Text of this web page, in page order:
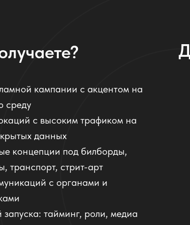
кампании с акцентом на
среду
с высоким трафиком на
данных
концепции под билборды,
транспорт, стрит-арт
с органами и
тайминг, роли, медиа